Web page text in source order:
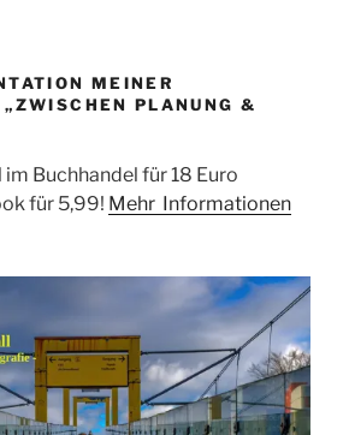
MEINER
PLANUNG &
Buchhandel für 18 Euro
für 5,99! Mehr Informationen